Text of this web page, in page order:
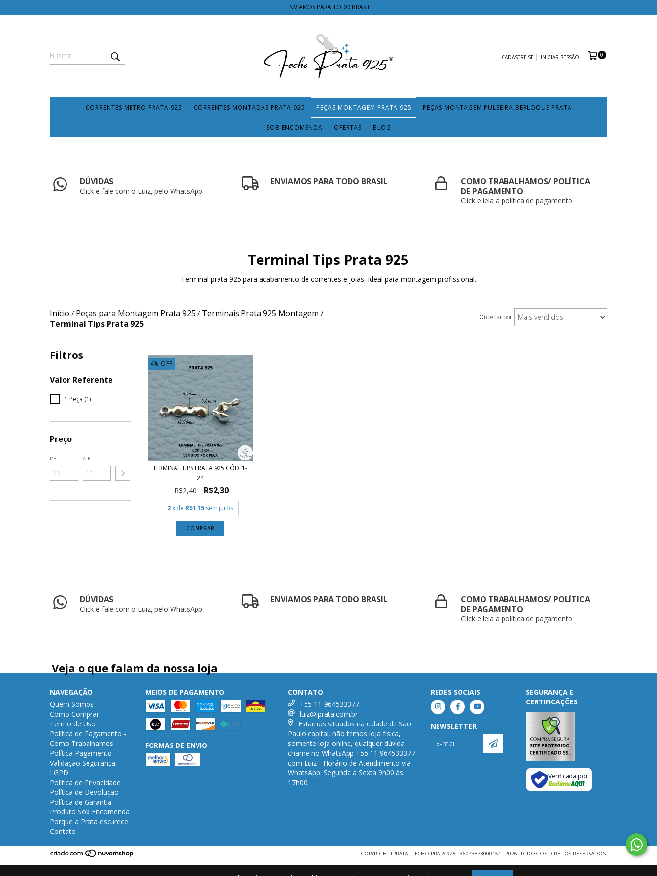
ENVIAMOS PARA TODO BRASIL
CADASTRE-SE INICIAR SESSÃO 0
CORRENTES METRO PRATA 925 CORRENTES MONTADAS PRATA 925 PEÇAS MONTAGEM PRATA 925 PEÇAS MONTAGEM PULSEIRA BERLOQUE PRATA
SOB ENCOMENDA OFERTAS BLOG
DÚVIDAS
Click e fale com o Luiz, pelo WhatsApp
ENVIAMOS PARA TODO BRASIL
COMO TRABALHAMOS/ POLÍTICA
DE PAGAMENTO
Click e leia a política de pagamento
Terminal Tips Prata 925
Terminal prata 925 para acabamento de correntes e joias. Ideal para montagem profissional.
Início / Peças para Montagem Prata 925 / Terminais Prata 925 Montagem /
Terminal Tips Prata 925
Ordenar por
Filtros
Valor Referente
1 Peça (1)
Preço
DE ATÉ
4% OFF
TERMINAL TIPS PRATA 925 CÓD. 1-
24
R$2,40 R$2,30
2x de R$1,15 sem juros
COMPRAR
DÚVIDAS
Click e fale com o Luiz, pelo WhatsApp
ENVIAMOS PARA TODO BRASIL
COMO TRABALHAMOS/ POLÍTICA
DE PAGAMENTO
Click e leia a política de pagamento
Veja o que falam da nossa loja
NAVEGAÇÃO
Quem Somos
Como Comprar
Termo de Uso
Política de Pagamento -
Como Trabalhamos
Política Pagamento
Validação Segurança -
LGPD
Política de Privacidade
Política de Devolução
Política de Garantia
Produto Sob Encomenda
Porque a Prata escurece
Contato
MEIOS DE PAGAMENTO
FORMAS DE ENVIO
CONTATO
+55 11-964533377
luiz@lprata.com.br
Estamos situados na cidade de São
Paulo capital, não temos loja física,
somente loja online, qualquer dúvida
chame no WhatsApp +55 11 964533377
com Luiz - Horário de Atendimento via
WhatsApp: Segunda a Sexta 9h00 às
17h00.
REDES SOCIAIS
NEWSLETTER
SEGURANÇA E
CERTIFICAÇÕES
Verificada por
COPYRIGHT LPRATA - FECHO PRATA 925 - 36043878000151 - 2026. TODOS OS DIREITOS RESERVADOS.